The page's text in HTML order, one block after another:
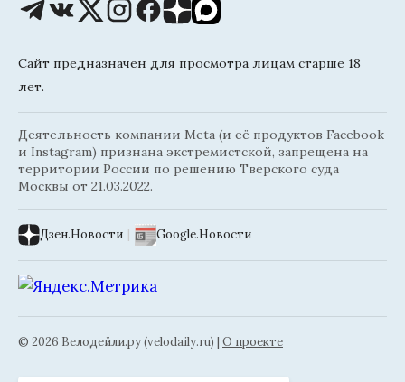
Сайт предназначен для просмотра лицам старше 18
лет.
Деятельность компании Meta (и её продуктов Facebook
и Instagram) признана экстремистской, запрещена на
территории России по решению Тверского суда
Москвы от 21.03.2022.
Дзен.Новости | Google.Новости
© 2026 Велодейли.ру (velodaily.ru) | О проекте